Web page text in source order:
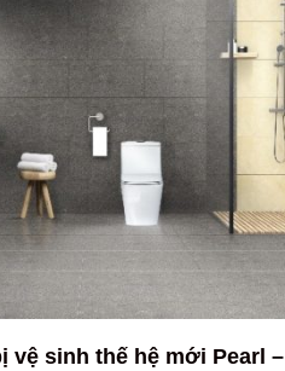
vệ sinh thế hệ mới Pearl –